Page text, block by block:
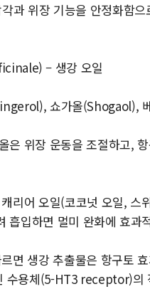
과 위장 기능을 안정화함
– 생강 오일
쇼가올
은 위장 운동을 조절하고,
리어 오일(코코넛 오일,
흡입하면 멀미 완화에 효과
면 생강 추출물은 항구토
용체(5-HT3 receptor)의